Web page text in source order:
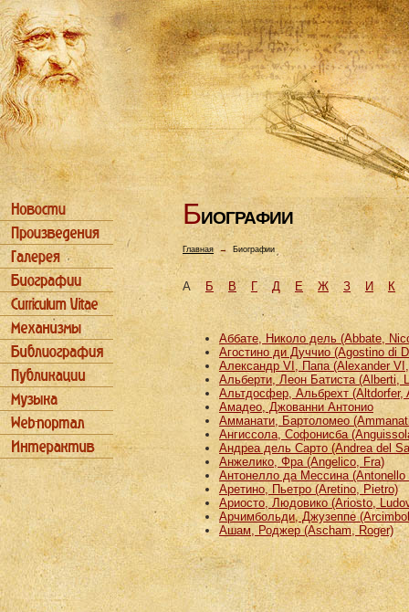
БИОГРАФИИ
Главная→ Биографии
АБ В Г Д Е Ж З И К
Аббате, Николо дель (Abbate,
Агостино ди Дуччио (Agostino di
Александр VI, Папа (Alexander
Альберти, Леон Батиста (Alberti,
Альтдосфер, Альбрехт (Altdorfer,
Амадео, Джованни Антонио
Амманати, Бартоломео
Ангиссола, Софонисба
Андреа дель Сарто (Andrea del
Анжелико, Фра (Angelico, Fra)
Антонелло да Мессина (Antonello
Аретино, Пьетро (Aretino, Pietro)
Ариосто, Людовико (Ariosto,
Арчимбольди, Джузеппе
Ашам, Роджер (Ascham, Roger)